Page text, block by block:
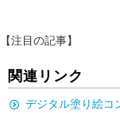
【注目の記事】
関連リンク
デジタル塗り絵コ